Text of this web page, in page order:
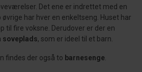
Det ene er indrettet med en
har hver en enkeltseng. Huset har
til fire voksne. Derudover er der en
soveplads, som er ideel til et barn.
findes der også to barnesenge